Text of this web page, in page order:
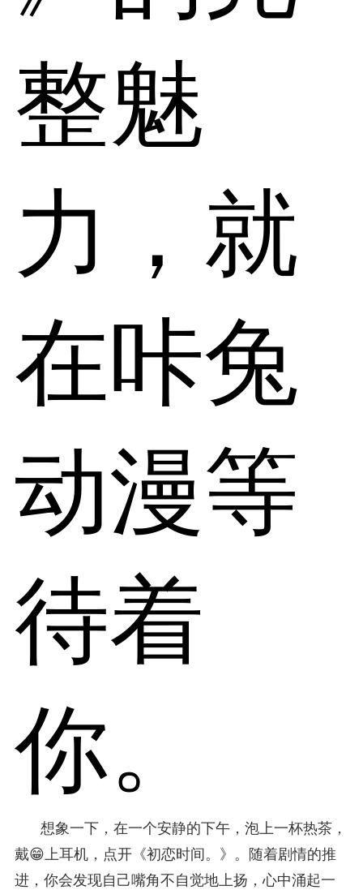
整魅
力，就
在咔兔
动漫等
待着
你。
想象一下，在一个安静的下午，泡上一杯热茶，
戴😁上耳机，点开《初恋时间。》。随着剧情的推
进，你会发现自己嘴角不自觉地上扬，心中涌起一